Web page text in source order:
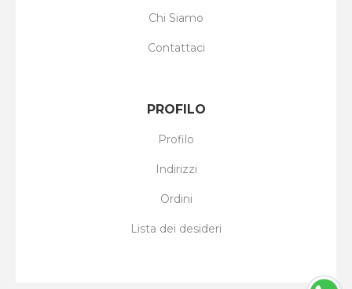
Chi Siamo
Contattaci
PROFILO
Profilo
Indirizzi
Ordini
Lista dei desideri